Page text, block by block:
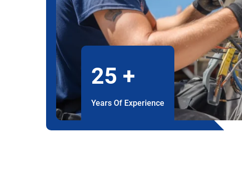
25 +
Years Of Experience